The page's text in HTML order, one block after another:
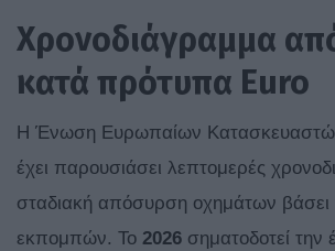
Χρονοδιάγραμμα
κατά πρότυπα Euro
Η Ένωση Ευρωπαίων
έχει παρουσιάσει λεπτομερές
σταδιακή απόσυρση οχημάτων
εκπομπών. Το 2026 σηματοδοτεί την